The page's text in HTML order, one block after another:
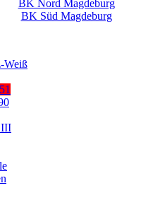
BK Nord Magdeburg
BK Süd Magdeburg
Weiß
III